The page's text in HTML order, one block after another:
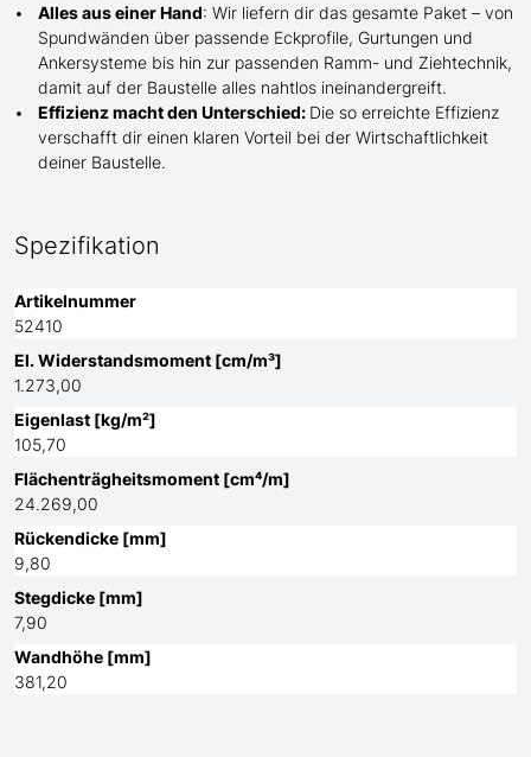
Alles aus einer Hand: Wir liefern dir das gesamte Paket – von
Spundwänden über passende Eckprofile, Gurtungen und
Ankersysteme bis hin zur passenden Ramm- und Ziehtechnik,
damit auf der Baustelle alles nahtlos ineinandergreift.
Effizienz macht den Unterschied: Die so erreichte Effizienz
verschafft dir einen klaren Vorteil bei der Wirtschaftlichkeit
deiner Baustelle.
Spezifikation
Artikelnummer
52410
El. Widerstandsmoment [cm/m³]
1.273,00
Eigenlast [kg/m²]
105,70
Flächenträgheitsmoment [cm⁴/m]
24.269,00
Rückendicke [mm]
9,80
Stegdicke [mm]
7,90
Wandhöhe [mm]
381,20